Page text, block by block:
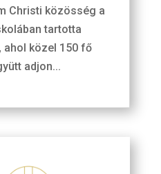
Christi közösség a
tartotta
ahol közel 150 fő
adjon...